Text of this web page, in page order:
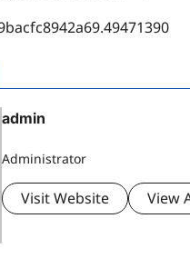
admin
Administrator
Visit Website View